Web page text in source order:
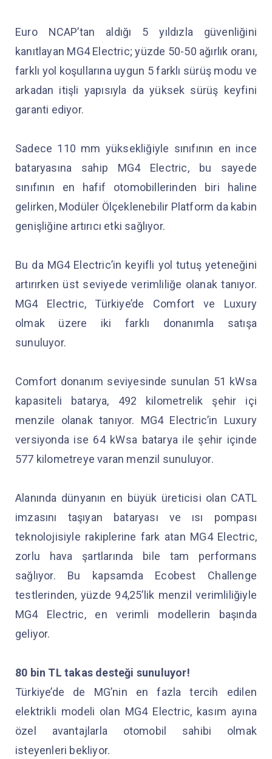
Euro NCAP’tan aldığı 5 yıldızla güvenliğini
kanıtlayan MG4 Electric; yüzde 50-50 ağırlık oranı,
farklı yol koşullarına uygun 5 farklı sürüş modu ve
arkadan itişli yapısıyla da yüksek sürüş keyfini
garanti ediyor.
Sadece 110 mm yüksekliğiyle sınıfının en ince
bataryasına sahip MG4 Electric, bu sayede
sınıfının en hafif otomobillerinden biri haline
gelirken, Modüler Ölçeklenebilir Platform da kabin
genişliğine artırıcı etki sağlıyor.
Bu da MG4 Electric’in keyifli yol tutuş yeteneğini
artırırken üst seviyede verimliliğe olanak tanıyor.
MG4 Electric, Türkiye’de Comfort ve Luxury
olmak üzere iki farklı donanımla satışa
sunuluyor.
Comfort donanım seviyesinde sunulan 51 kWsa
kapasiteli batarya, 492 kilometrelik şehir içi
menzile olanak tanıyor. MG4 Electric’in Luxury
versiyonda ise 64 kWsa batarya ile şehir içinde
577 kilometreye varan menzil sunuluyor.
Alanında dünyanın en büyük üreticisi olan CATL
imzasını taşıyan bataryası ve ısı pompası
teknolojisiyle rakiplerine fark atan MG4 Electric,
zorlu hava şartlarında bile tam performans
sağlıyor. Bu kapsamda Ecobest Challenge
testlerinden, yüzde 94,25’lik menzil verimliliğiyle
MG4 Electric, en verimli modellerin başında
geliyor.
80 bin TL takas desteği sunuluyor!
Türkiye’de de MG’nin en fazla tercih edilen
elektrikli modeli olan MG4 Electric, kasım ayına
özel avantajlarla otomobil sahibi olmak
isteyenleri bekliyor.